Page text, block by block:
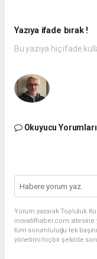
Yazıya ifade bırak !
Bu yazıya hiç ifade
Okuyucu Yorumları
Yorum yazarak Topluluk
inovatifhaber.com sitesine
tüm sorumluluğu tek
yönetimi hiçbir şekilde